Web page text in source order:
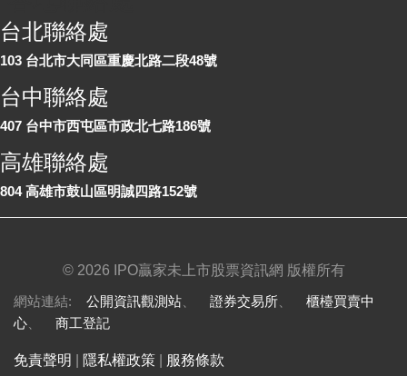
台北聯絡處
103 台北市大同區重慶北路二段48號
台中聯絡處
407 台中市西屯區市政北七路186號
高雄聯絡處
804 高雄市鼓山區明誠四路152號
© 2026 IPO贏家未上市股票資訊網 版權所有
網站連結: 公開資訊觀測站 證券交易所
櫃檯買賣中
心
商工登記
免責聲明 隱私權政策 服務條款